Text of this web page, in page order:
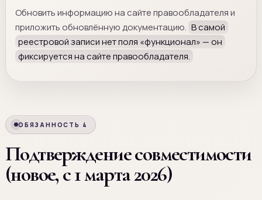
Обновить информацию на сайте правообладателя и
приложить обновлённую документацию. В самой
реестровой записи нет поля «функционал» — он
фиксируется на сайте правообладателя.
ОБЯЗАННОСТЬ 4
Подтверждение совместимости
(новое, с 1 марта 2026)